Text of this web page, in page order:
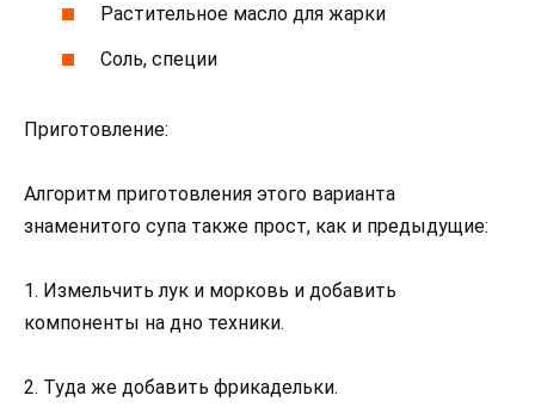
Растительное масло для жарки
Соль, специи
Приготовление:
Алгоритм приготовления этого варианта
знаменитого супа также прост, как и предыдущие:
1. Измельчить лук и морковь и добавить
компоненты на дно техники.
2. Туда же добавить фрикадельки.